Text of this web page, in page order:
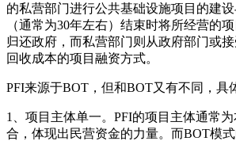
的私营部门进行公共基础设施项目的建
（通常为30年左右）结束时将所经营的
归还政府，而私营部门则从政府部门或
回收成本的项目融资方式。
PFI来源于BOT，但和BOT又有不同，具
1、项目主体单一。PFI的项目主体通常
合，体现出民营资金的力量。而BOT模